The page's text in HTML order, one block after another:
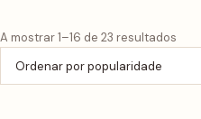
A mostrar 1–16 de 23 resultados